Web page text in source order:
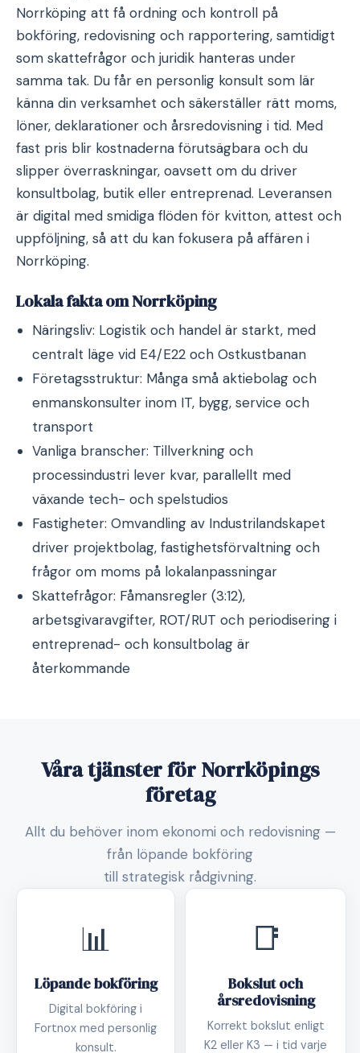
Norrköping att få ordning och kontroll på
bokföring, redovisning och rapportering, samtidigt
som skattefrågor och juridik hanteras under
samma tak. Du får en personlig konsult som lär
känna din verksamhet och säkerställer rätt moms,
löner, deklarationer och årsredovisning i tid. Med
fast pris blir kostnaderna förutsägbara och du
slipper överraskningar, oavsett om du driver
konsultbolag, butik eller entreprenad. Leveransen
är digital med smidiga flöden för kvitton, attest och
uppföljning, så att du kan fokusera på affären i
Norrköping.
Lokala fakta om Norrköping
Näringsliv: Logistik och handel är starkt, med
centralt läge vid E4/E22 och Ostkustbanan
Företagsstruktur: Många små aktiebolag och
enmanskonsulter inom IT, bygg, service och
transport
Vanliga branscher: Tillverkning och
processindustri lever kvar, parallellt med
växande tech- och spelstudios
Fastigheter: Omvandling av Industrilandskapet
driver projektbolag, fastighetsförvaltning och
frågor om moms på lokalanpassningar
Skattefrågor: Fåmansregler (3:12),
arbetsgivaravgifter, ROT/RUT och periodisering i
entreprenad- och konsultbolag är
återkommande
Våra tjänster för Norrköpings
företag
Allt du behöver inom ekonomi och redovisning —
från löpande bokföring
till strategisk rådgivning.
📊
Löpande bokföring
Digital bokföring i
Fortnox med personlig
konsult.
📑
Bokslut och
årsredovisning
Korrekt bokslut enligt
K2 eller K3 — i tid varje